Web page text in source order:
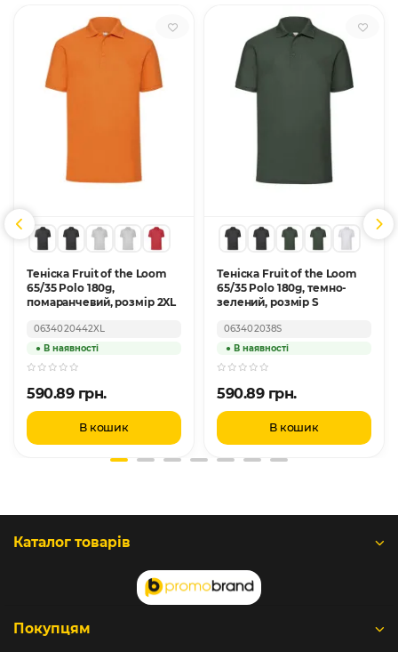
Теніска Fruit of the Loom
65/35 Polo 180g,
помаранчевий, розмір 2XL
0634020442XL
590.89 грн.
В кошик
Теніска Fruit of the Loom
65/35 Polo 180g, темно-
зелений, розмір S
063402038S
590.89 грн.
В кошик
Каталог товарів
Покупцям